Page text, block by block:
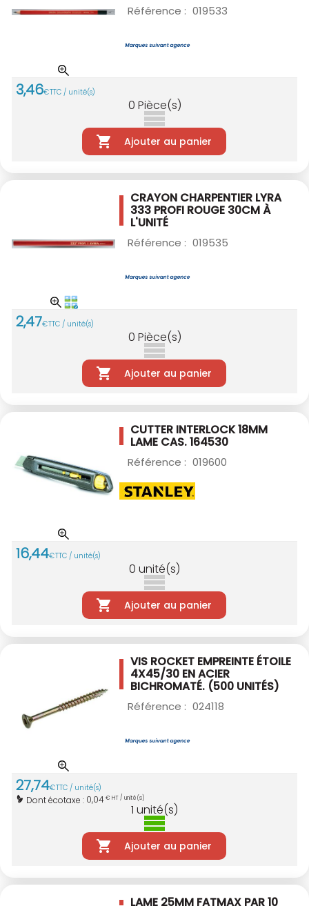
Référence : 019533
3,46€TTC / unité(s)
0 Pièce(s)
Ajouter au panier
CRAYON CHARPENTIER LYRA
333 PROFI ROUGE 30CM À
L'UNITÉ
Référence : 019535
2,47€TTC / unité(s)
0 Pièce(s)
Ajouter au panier
CUTTER INTERLOCK 18MM
LAME CAS. 164530
Référence : 019600
16,44€TTC / unité(s)
0 unité(s)
Ajouter au panier
VIS ROCKET EMPREINTE ÉTOILE
4X45/30 EN ACIER
BICHROMATÉ. (500 UNITÉS)
Référence : 024118
27,74€TTC / unité(s)
Dont écotaxe : 0,04€ HT / unité(s)
1 unité(s)
Ajouter au panier
LAME 25MM FATMAX PAR 10